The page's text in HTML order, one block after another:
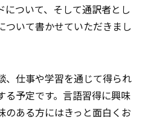
ついて、そして通訳者とし
ついて書かせていただきまし
、仕事や学習を通じて得られ
る予定です。言語習得に興味
のある方にはきっと面白くお